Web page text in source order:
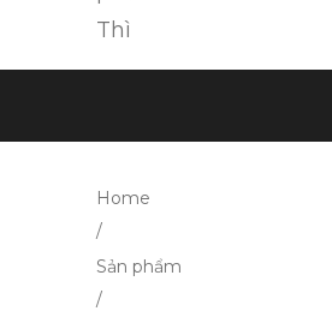
Home
/
Sản phẩm
/